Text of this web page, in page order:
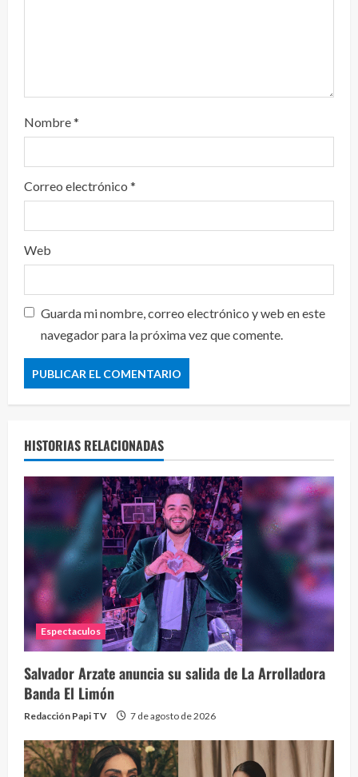
Nombre*
Correo electrónico *
Web
Guarda mi nombre, correo electrónico y web en este
navegador para la próxima vez que comente.
HISTORIAS RELACIONADAS
Espectaculos
Salvador Arzate anuncia su salida de La Arrolladora
Banda El Limón
Redacción Papi TV 7 de agosto de 2026